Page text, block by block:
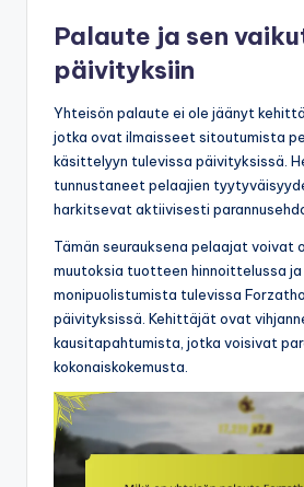
Palaute ja sen
päivityksiin
Yhteisön palaute ei ole jäänyt
jotka ovat ilmaisseet sitoutumista
käsittelyyn tulevissa päivityksissä.
tunnustaneet pelaajien
harkitsevat aktiivisesti
Tämän seurauksena pelaajat voivat
muutoksia tuotteen hinnoittelussa
monipuolistumista tulevissa
päivityksissä. Kehittäjät ovat
kausitapahtumista, jotka voisivat
kokonaiskokemusta.